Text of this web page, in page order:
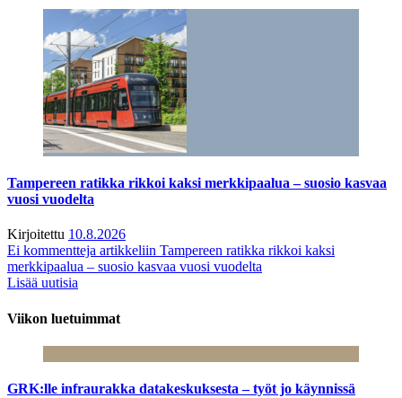
Tampereen ratikka rikkoi kaksi merkkipaalua – suosio kasvaa
vuosi vuodelta
Kirjoitettu 10.8.2026
Ei kommentteja artikkeliin Tampereen ratikka rikkoi kaksi
merkkipaalua – suosio kasvaa vuosi vuodelta
Lisää uutisia
Viikon luetuimmat
GRK:lle infraurakka datakeskuksesta – työt jo käynnissä